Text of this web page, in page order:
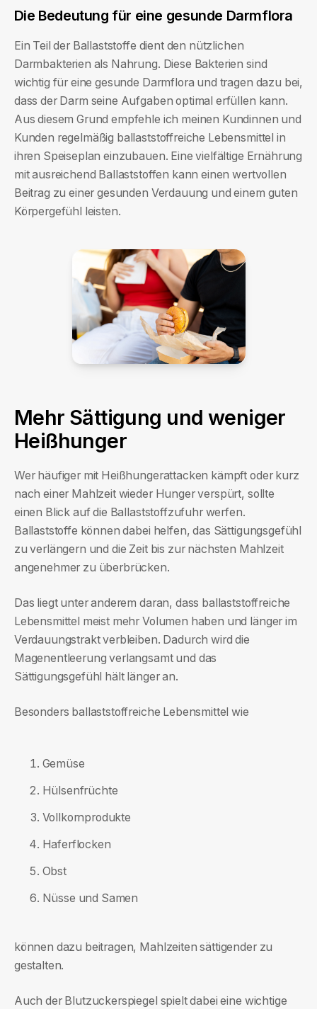
Die Bedeutung für eine gesunde Darmflora
Ein Teil der Ballaststoffe dient den nützlichen
Darmbakterien als Nahrung. Diese Bakterien sind
wichtig für eine gesunde Darmflora und tragen dazu bei,
dass der Darm seine Aufgaben optimal erfüllen kann.
Aus diesem Grund empfehle ich meinen Kundinnen und
Kunden regelmäßig ballaststoffreiche Lebensmittel in
ihren Speiseplan einzubauen. Eine vielfältige Ernährung
mit ausreichend Ballaststoffen kann einen wertvollen
Beitrag zu einer gesunden Verdauung und einem guten
Körpergefühl leisten.
Mehr Sättigung und weniger
Heißhunger
Wer häufiger mit Heißhungerattacken kämpft oder kurz
nach einer Mahlzeit wieder Hunger verspürt, sollte
einen Blick auf die Ballaststoffzufuhr werfen.
Ballaststoffe können dabei helfen, das Sättigungsgefühl
zu verlängern und die Zeit bis zur nächsten Mahlzeit
angenehmer zu überbrücken.
Das liegt unter anderem daran, dass ballaststoffreiche
Lebensmittel meist mehr Volumen haben und länger im
Verdauungstrakt verbleiben. Dadurch wird die
Magenentleerung verlangsamt und das
Sättigungsgefühl hält länger an.
Besonders ballaststoffreiche Lebensmittel wie
Gemüse
Hülsenfrüchte
Vollkornprodukte
Haferflocken
Obst
Nüsse und Samen
können dazu beitragen, Mahlzeiten sättigender zu
gestalten.
Auch der Blutzuckerspiegel spielt dabei eine wichtige